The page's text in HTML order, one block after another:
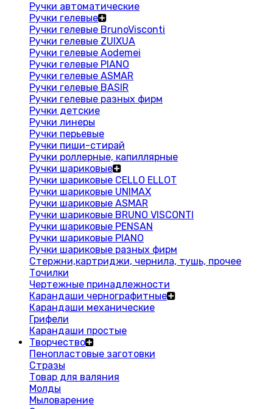
Ручки автоматические
Ручки гелевые
Ручки гелевые BrunoVisconti
Ручки гелевые ZUIXUA
Ручки гелевые Aodemei
Ручки гелевые PIANO
Ручки гелевые ASMAR
Ручки гелевые BASIR
Ручки гелевые разных фирм
Ручки детские
Ручки линеры
Ручки перьевые
Ручки пиши-стирай
Ручки роллерные, капиллярные
Ручки шариковые
Ручки шариковые CELLO ELLOT
Ручки шариковые UNIMAX
Ручки шариковые ASMAR
Ручки шариковые BRUNO VISCONTI
Ручки шариковые PENSAN
Ручки шариковые PIANO
Ручки шариковые разных фирм
Стержни,картриджи, чернила, тушь, прочее
Точилки
Чертежные принадлежности
Карандаши чернографитные
Карандаши механические
Грифели
Карандаши простые
Творчество
Пенопластовые заготовки
Стразы
Товар для валяния
Молды
Мыловарение